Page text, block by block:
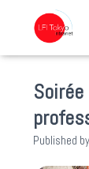
Published by